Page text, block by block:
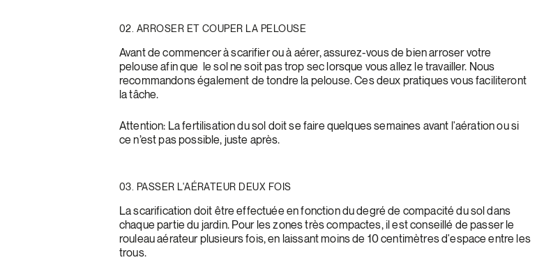
02. ARROSER ET COUPER LA PELOUSE
Avant de commencer à scarifier ou à aérer, assurez-vous de bien arroser votre
pelouse afin que le sol ne soit pas trop sec lorsque vous allez le travailler. Nous
recommandons également de tondre la pelouse. Ces deux pratiques vous faciliteront
la tâche.
Attention: La fertilisation du sol doit se faire quelques semaines avant l'aération ou si
ce n’est pas possible, juste après.
03. PASSER L'AÉRATEUR DEUX FOIS
La scarification doit être effectuée en fonction du degré de compacité du sol dans
chaque partie du jardin. Pour les zones très compactes, il est conseillé de passer le
rouleau aérateur plusieurs fois, en laissant moins de 10 centimètres d'espace entre les
trous.